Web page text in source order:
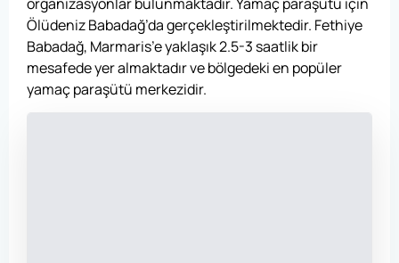
Ölüdeniz Babadağ’da gerçekleştirilmektedir. Fethiye
Babadağ, Marmaris’e yaklaşık 2.5-3 saatlik bir
mesafede yer almaktadır ve bölgedeki en popüler
yamaç paraşütü merkezidir.